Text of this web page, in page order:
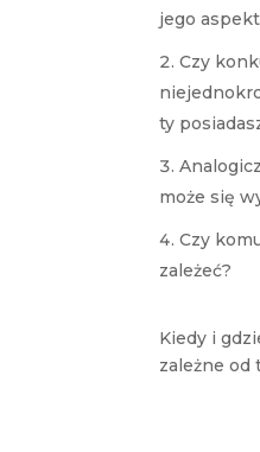
jego
Czy
ty
może się
Czy
zależeć?
Kiedy i
zależne od